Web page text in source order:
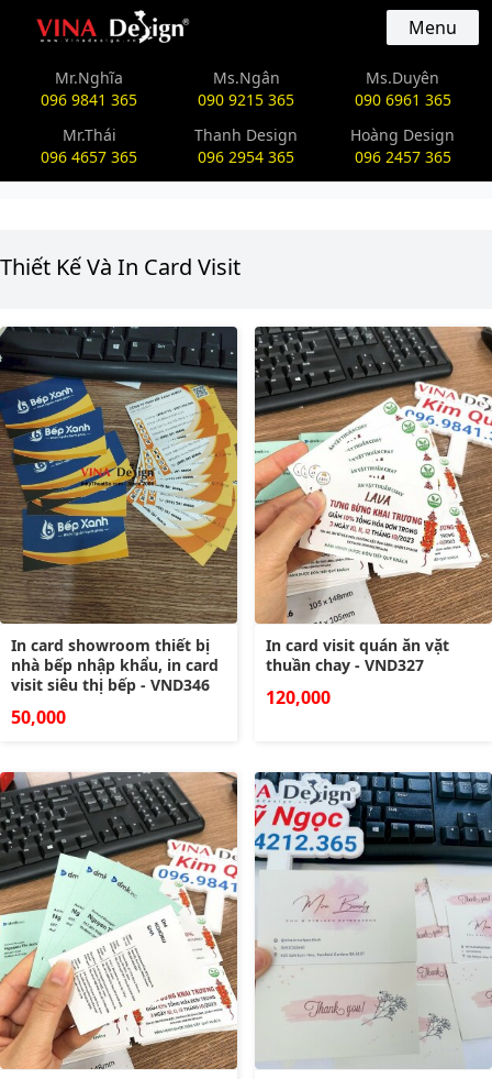
vinadesign.vn Menu
Mr.Nghĩa
096 9841 365
Ms.Ngân
090 9215 365
Ms.Duyên
090 6961 365
Mr.Thái
096 4657 365
Thanh Design
096 2954 365
Hoàng Design
096 2457 365
Thiết Kế Và In Card Visit
In card showroom thiết bị
nhà bếp nhập khẩu, in card
visit siêu thị bếp - VND346
50,000
In card visit quán ăn vặt
thuần chay - VND327
120,000